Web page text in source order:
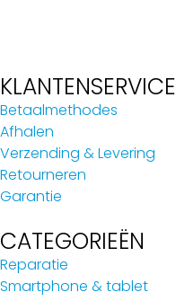
KLANTENSERVICE
Betaalmethodes
Afhalen
Verzending & Levering
Retourneren
Garantie
CATEGORIEËN
Reparatie
Smartphone & tablet